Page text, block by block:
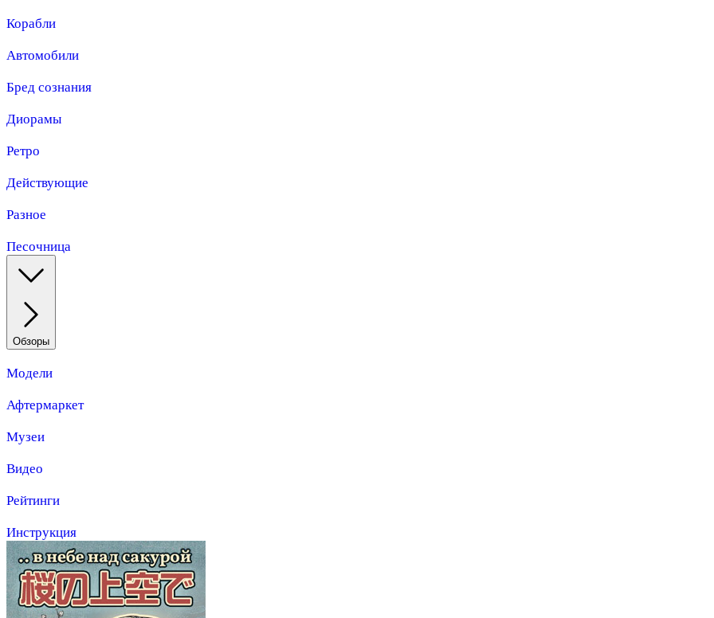
Корабли
Автомобили
Бред сознания
Диорамы
Ретро
Действующие
Разное
Песочница
Обзоры
Модели
Афтермаркет
Музеи
Видео
Рейтинги
Инструкция